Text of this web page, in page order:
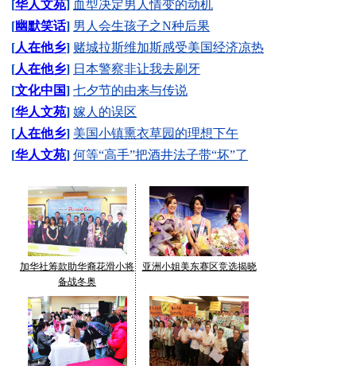
[华人文苑] 血型决定男人情变的动机
[幽默笑话] 男人会生孩子之N种后果
[人在他乡] 赌城拉斯维加斯感受美国经济凉热
[人在他乡] 日本警察非让我去刷牙
[文化中国] 七夕节的由来与传说
[华人文苑] 嫁人的误区
[人在他乡] 美国小镇熏衣草园的理想下午
[华人文苑] 何等“高手”把酒井法子带“坏”了
加华社筹款助华裔花滑小将
备战冬奥
亚洲小姐美东赛区竞选揭晓